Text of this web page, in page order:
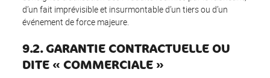
d’un fait imprévisible et insurmontable d’un tiers ou d’un
événement de force majeure.
9.2. GARANTIE CONTRACTUELLE OU
DITE « COMMERCIALE »